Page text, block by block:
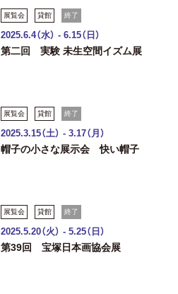
展覧会 貸館 終了
2025.6.4（水） - 6.15（日）
第二回 実験 未生空間イズム展
展覧会 貸館 終了
2025.3.15（土） - 3.17（月）
帽子の小さな展示会 快い帽子
展覧会 貸館 終了
2025.5.20（火） - 5.25（日）
第39回 宝塚日本画協会展